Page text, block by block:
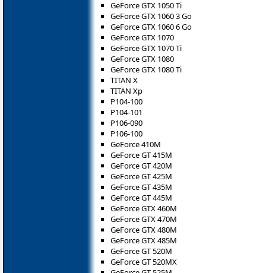
GeForce GTX 1050 Ti
GeForce GTX 1060 3 Go
GeForce GTX 1060 6 Go
GeForce GTX 1070
GeForce GTX 1070 Ti
GeForce GTX 1080
GeForce GTX 1080 Ti
TITAN X
TITAN Xp
P104-100
P104-101
P106-090
P106-100
GeForce 410M
GeForce GT 415M
GeForce GT 420M
GeForce GT 425M
GeForce GT 435M
GeForce GT 445M
GeForce GTX 460M
GeForce GTX 470M
GeForce GTX 480M
GeForce GTX 485M
GeForce GT 520M
GeForce GT 520MX